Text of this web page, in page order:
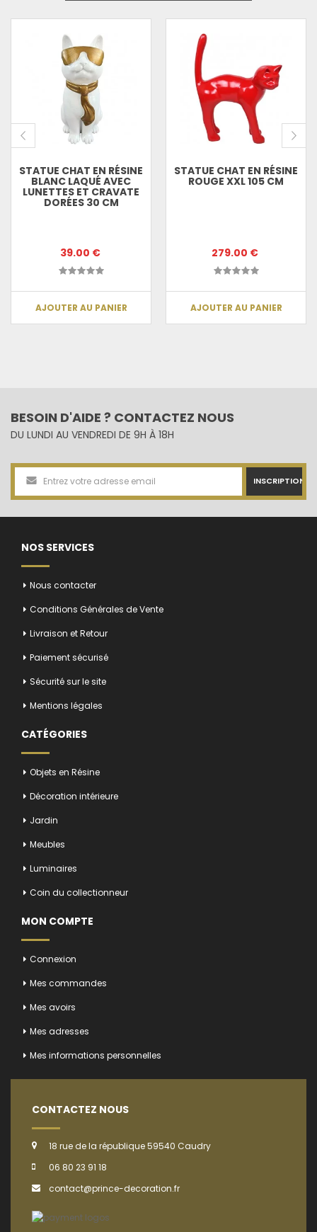
STATUE CHAT EN RÉSINE
BLANC LAQUÉ AVEC
LUNETTES ET CRAVATE
DORÉES 30 CM
39.00 €
AJOUTER AU PANIER
STATUE CHAT EN RÉSINE
ROUGE XXL 105 CM
279.00 €
AJOUTER AU PANIER
BESOIN D'AIDE ? CONTACTEZ NOUS
DU LUNDI AU VENDREDI DE 9H À 18H
INSCRIPTION
NOS SERVICES
Nous contacter
Conditions Générales de Vente
Livraison et Retour
Paiement sécurisé
Sécurité sur le site
Mentions légales
CATÉGORIES
Objets en Résine
Décoration intérieure
Jardin
Meubles
Luminaires
Coin du collectionneur
MON COMPTE
Connexion
Mes commandes
Mes avoirs
Mes adresses
Mes informations personnelles
CONTACTEZ NOUS
18 rue de la république 59540 Caudry
06 80 23 91 18
contact@prince-decoration.fr